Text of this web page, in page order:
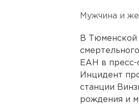
Мужчина и
В Тюменской
ЕАН в пресс-
Инцидент
станции
рождения и